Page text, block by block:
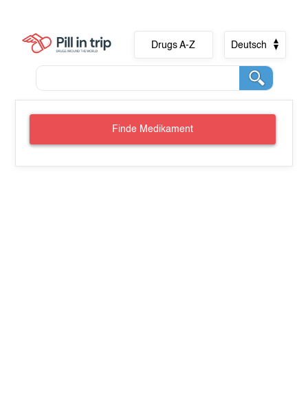
Drugs A-Z Deutsch
Finde Medikament